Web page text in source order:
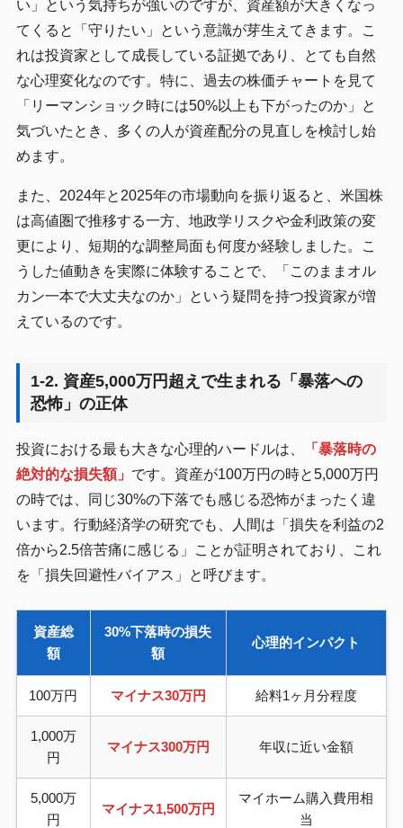
い」という気持ちが強いのですが、資産額が大きくなっ
てくると「守りたい」という意識が芽生えてきます。こ
れは投資家として成長している証拠であり、とても自然
な心理変化なのです。特に、過去の株価チャートを見て
「リーマンショック時には50%以上も下がったのか」と
気づいたとき、多くの人が資産配分の見直しを検討し始
めます。
また、2024年と2025年の市場動向を振り返ると、米国株
は高値圏で推移する一方、地政学リスクや金利政策の変
更により、短期的な調整局面も何度か経験しました。こ
うした値動きを実際に体験することで、「このままオル
カン一本で大丈夫なのか」という疑問を持つ投資家が増
えているのです。
1-2. 資産5,000万円超えで生まれる「暴落への
恐怖」の正体
投資における最も大きな心理的ハードルは、
「暴落時の
絶対的な損失額」 です。資産が100万円の時と5,000万円
の時では、同じ30%の下落でも感じる恐怖がまったく違
います。行動経済学の研究でも、人間は「損失を利益の2
倍から2.5倍苦痛に感じる」ことが証明されており、これ
を「損失回避性バイアス」と呼びます。
資産総
額
30%下落時の損失
額
心理的インパクト
100万円 マイナス30万円 給料1ヶ月分程度
1,000万
円
マイナス300万円 年収に近い金額
5,000万
円
マイナス1,500万円
マイホーム購入費用相
当